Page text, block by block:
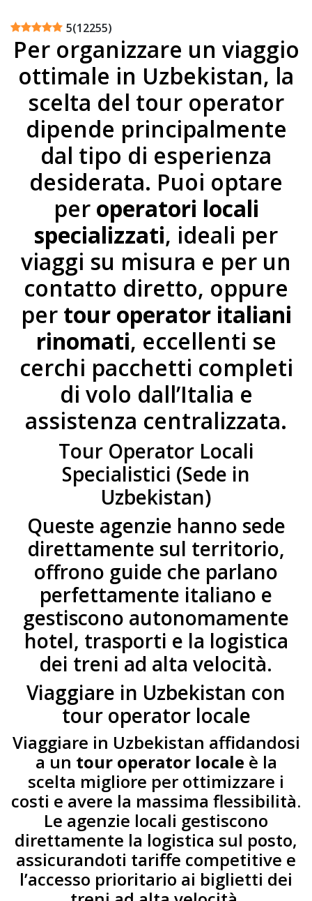
5(12255)
Per organizzare un viaggio
ottimale in Uzbekistan, la
scelta del tour operator
dipende principalmente
dal tipo di esperienza
desiderata. Puoi optare
per operatori locali
specializzati, ideali per
viaggi su misura e per un
contatto diretto, oppure
per tour operator italiani
rinomati, eccellenti se
cerchi pacchetti completi
di volo dall’Italia e
assistenza centralizzata.
Tour Operator Locali
Specialistici (Sede in
Uzbekistan)
Queste agenzie hanno sede
direttamente sul territorio,
offrono guide che parlano
perfettamente italiano e
gestiscono autonomamente
hotel, trasporti e la logistica
dei treni ad alta velocità.
Viaggiare in Uzbekistan con
tour operator locale
Viaggiare in Uzbekistan affidandosi
a un tour operator locale è la
scelta migliore per ottimizzare i
costi e avere la massima flessibilità.
Le agenzie locali gestiscono
direttamente la logistica sul posto,
assicurandoti tariffe competitive e
l’accesso prioritario ai biglietti dei